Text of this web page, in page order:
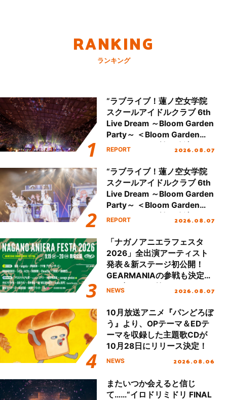
RANKING
ランキング
“ラブライブ！蓮ノ空女学院
スクールアイドルクラブ 6th
Live Dream ～Bloom Garden
Party～ ＜Bloom Garden
Party Stage／埼玉公演＞”
REPORT 2026.08.07
“ラブライブ！蓮ノ空女学院
スクールアイドルクラブ 6th
Live Dream ～Bloom Garden
Party～ ＜Bloom Garden
Party Stage／埼玉公演＞”
REPORT 2026.08.07
「ナガノアニエラフェスタ
2026」全出演アーティスト
発表＆新ステージ初公開！
GEARMANIAの参戦も決定
し、初となる第3ステージの
NEWS 2026.08.07
10月放送アニメ『パンどろぼ
う』より、OPテーマ＆EDテ
ーマを収録した主題歌CDが
10月28日にリリース決定！
NEWS 2026.08.06
またいつか会えると信じ
て……“イロドリミドリ FINAL